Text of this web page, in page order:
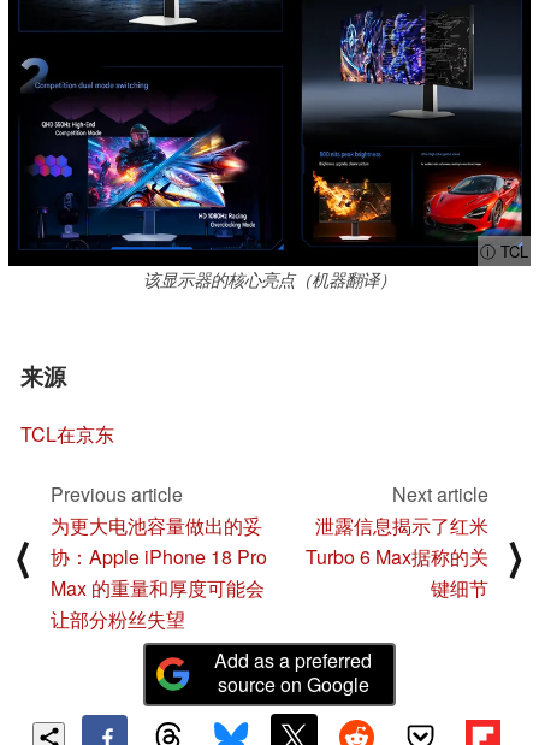
ⓘ TCL
该显示器的核心亮点（机器翻译）
来源
TCL在京东
⟨
Previous article
为更大电池容量做出的妥
协：Apple iPhone 18 Pro
Max 的重量和厚度可能会
让部分粉丝失望
Next article
泄露信息揭示了红米
Turbo 6 Max据称的关
键细节
⟩
Add as a preferred
source on Google